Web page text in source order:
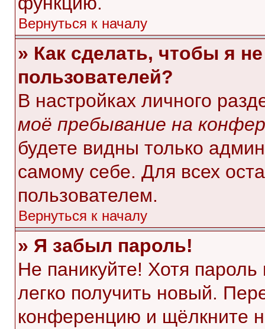
Вернуться к началу
» Как сделать, чтобы я
пользователей?
В настройках личного
моё пребывание на
будете видны только
самому себе. Для всех
пользователем.
Вернуться к началу
» Я забыл пароль!
Не паникуйте! Хотя
легко получить новый.
конференцию и щёлкните